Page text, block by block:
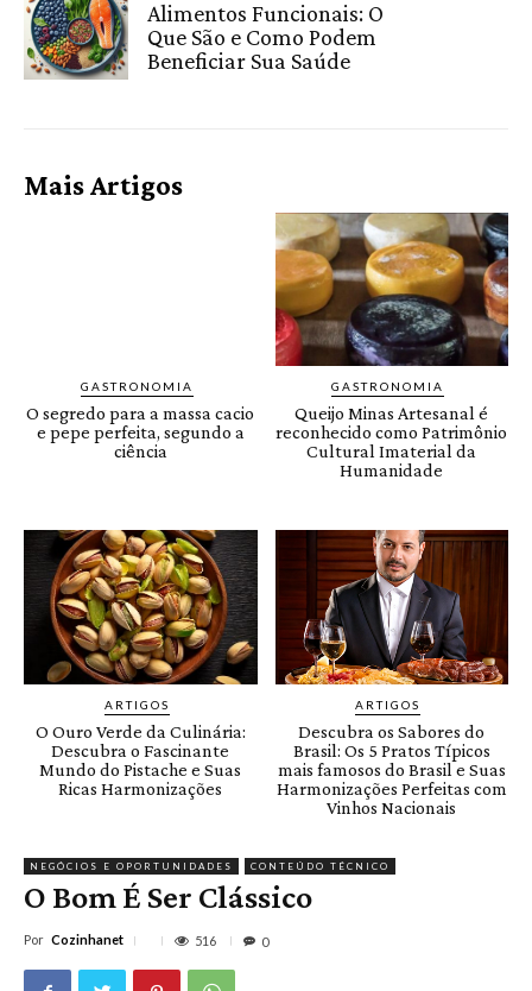
Alimentos Funcionais: O
Que São e Como Podem
Beneficiar Sua Saúde
Mais Artigos
GASTRONOMIA
O segredo para a massa cacio
e pepe perfeita, segundo a
ciência
GASTRONOMIA
Queijo Minas Artesanal é
reconhecido como Patrimônio
Cultural Imaterial da
Humanidade
ARTIGOS
O Ouro Verde da Culinária:
Descubra o Fascinante
Mundo do Pistache e Suas
Ricas Harmonizações
ARTIGOS
Descubra os Sabores do
Brasil: Os 5 Pratos Típicos
mais famosos do Brasil e Suas
Harmonizações Perfeitas com
Vinhos Nacionais